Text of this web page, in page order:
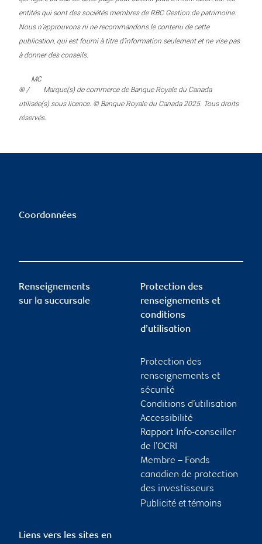
entités qui sont des sociétés membres de RBC Gestion de patrimoine.
Nous n’approuvons ni ne recommandons le contenu de cette
publication, qui est fourni à titre d’information seulement et ne vise pas
à donner des conseils.
® /
MC
Marque(s) de commerce de Banque Royale du Canada
utilisée(s) sous licence. © Banque Royale du Canada 2025. Tous droits
réservés.
Coordonnées
Renseignements
sur la succursale
Protection des
renseignements et
conditions
d’utilisation
Protection des
renseignements et
sécurité
Conditions d’utilisation
Accessibilité
Rapport Info-conseiller
de l’OCRI
Membre – Fonds
canadien de protection
des investisseurs
Publicité et témoins
Liens vers les sites en